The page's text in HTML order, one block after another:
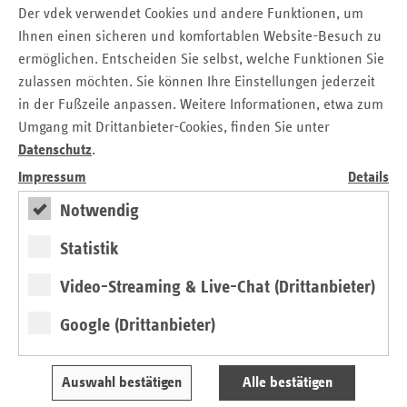
Der vdek verwendet Cookies und andere Funktionen, um
Ihnen einen sicheren und komfortablen Website-Besuch zu
ermöglichen. Entscheiden Sie selbst, welche Funktionen Sie
zulassen möchten. Sie können Ihre Einstellungen jederzeit
in der Fußzeile anpassen. Weitere Informationen, etwa zum
Umgang mit Drittanbieter-Cookies, finden Sie unter
Datenschutz.
Impressum
Details
Notwendig
Statistik
Video-Streaming & Live-Chat (Drittanbieter)
Google (Drittanbieter)
Auswahl bestätigen Alle bestätigen
(Mehrausgaben: 210 Millionen Euro p. a.) oder dem im
Zuge des Apothekenversorgung-
Weiterentwicklungsgesetzes (ApoVWG) umgesetzten Verbot
exklusiver Rabattverträge für Biosimilars (entgangene
Einsparung: 2,7 Milliarden Euro) wird die pharmazeutische
Industrie netto entlastet, statt einen Konsolidierungsbeitrag
zu leisten. Auch Apotheken wird eine flächendeckende
Anhebung des Packungsfixums ohne Rücksicht auf die
Finanzlage zugesagt (Mehrausgaben: eine Milliarde Euro).
Damit wird ihr Spar-
gießkannenartigen Zuschlag geht noch nicht einmal eine
Regionen einher. Und die Länder scheinen ausweislich
Bund stiehlt sich aus der Verantwortung und priorisiert das